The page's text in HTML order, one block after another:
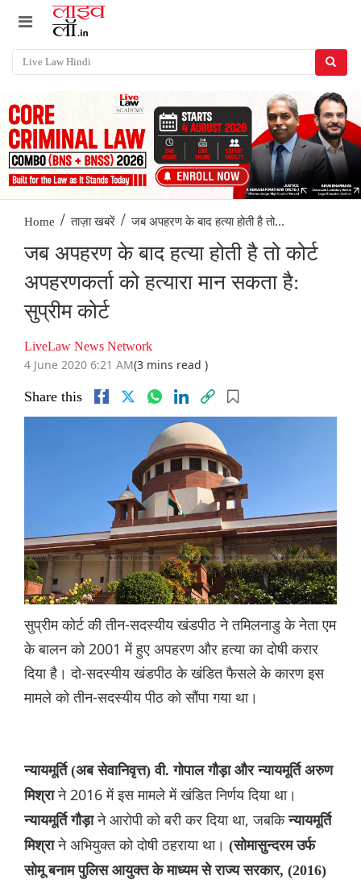
Home / ताज़ा खबरें / जब अपहरण के बाद हत्या होती है तो...
जब अपहरण के बाद हत्या होती है तो कोर्ट
अपहरणकर्ता को हत्यारा मान सकता है:
सुप्रीम कोर्ट
LiveLaw News Network
4 June 2020 6:21 AM(3 mins read )
Share this
सुप्रीम कोर्ट की तीन-सदस्यीय खंडपीठ ने तमिलनाडु के नेता एम
के बालन को 2001 में हुए अपहरण और हत्या का दोषी करार
दिया है। दो-सदस्यीय खंडपीठ के खंडित फैसले के कारण इस
मामले को तीन-सदस्यीय पीठ को सौंपा गया था।
न्यायमूर्ति (अब सेवानिवृत्त) वी. गोपाल गौड़ा और न्यायमूर्ति अरुण
मिश्राने 2016 में इस मामले में खंडित निर्णय दिया था।
न्यायमूर्ति गौड़ाने आरोपी को बरी कर दिया था, जबकिन्यायमूर्ति
मिश्राने अभियुक्त को दोषी ठहराया था। (सोमासुन्दरम उर्फ
सोमू बनाम पुलिस आयुक्त के माध्यम से राज्य सरकार, (2016)